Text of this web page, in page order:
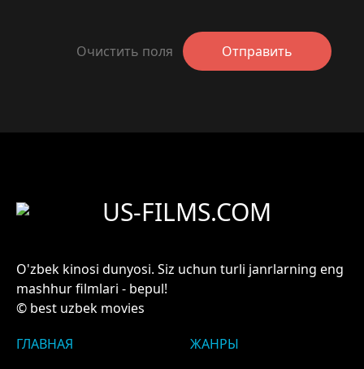
Очистить поля Отправить
US-FILMS.COM
O'zbek kinosi dunyosi. Siz uchun turli janrlarning eng
mashhur filmlari - bepul!
© best uzbek movies
ГЛАВНАЯ
ЖАНРЫ